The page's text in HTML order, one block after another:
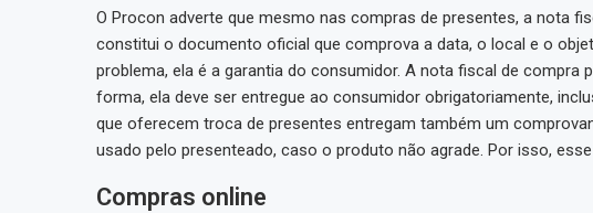
O Procon adverte que mesmo nas compras de presentes, a nota
constitui o documento oficial que comprova a data, o local e o
problema, ela é a garantia do consumidor. A nota fiscal de compra
forma, ela deve ser entregue ao consumidor obrigatoriamente,
que oferecem troca de presentes entregam também um
usado pelo presenteado, caso o produto não agrade. Por isso,
Compras online